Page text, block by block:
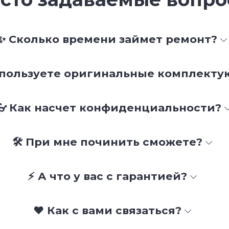
Сколько времени займет ремонт?
оригинальные
Как насчет конфиденциальности?
🛠 При мне починить сможете?
⚡ А что у вас с гарантией?
❤️ Как с вами связаться?